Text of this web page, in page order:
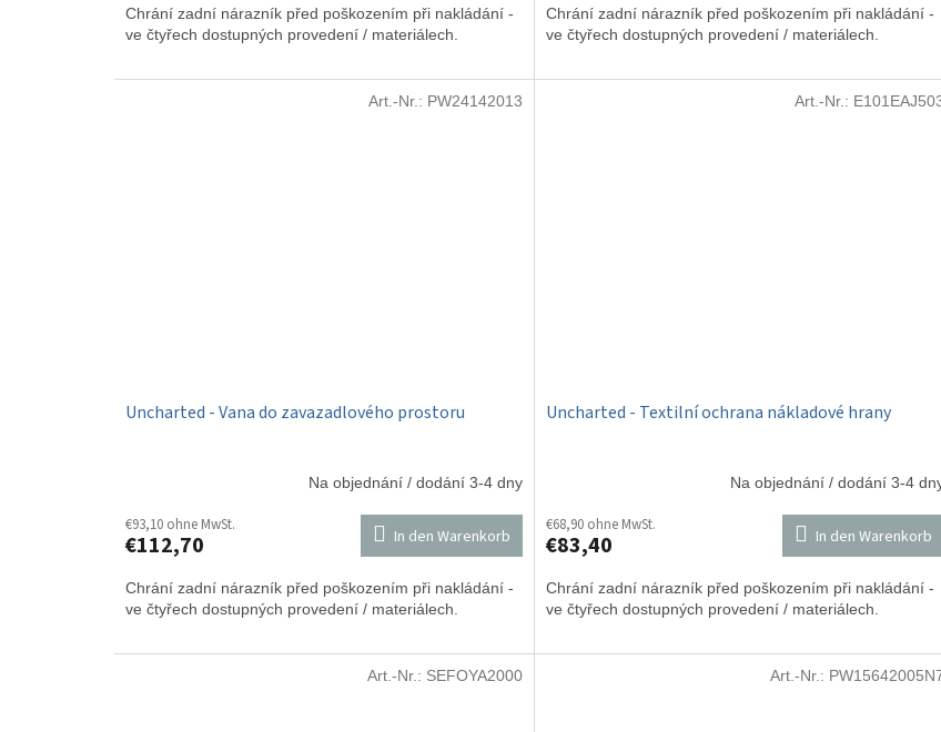
Chrání zadní nárazník před poškozením při nakládání -
ve čtyřech dostupných provedení / materiálech.
Chrání zadní nárazník před poškozením při nakládání -
ve čtyřech dostupných provedení / materiálech.
Uncharted - Vana do zavazadlového prostoru
Na objednání / dodání 3-4 dny
€93,10 ohne MwSt.
€112,70 In den Warenkorb
Chrání zadní nárazník před poškozením při nakládání -
ve čtyřech dostupných provedení / materiálech.
Art.-Nr.: PW24142013
Uncharted - Textilní ochrana nákladové hrany
Na objednání / dodání 3-4
€68,90 ohne MwSt.
€83,40 In den Warenkorb
Chrání zadní nárazník před poškozením při nakládání -
ve čtyřech dostupných provedení / materiálech.
Art.-Nr.:
Art.-Nr.: SEFOYA2000 Art.-Nr.: